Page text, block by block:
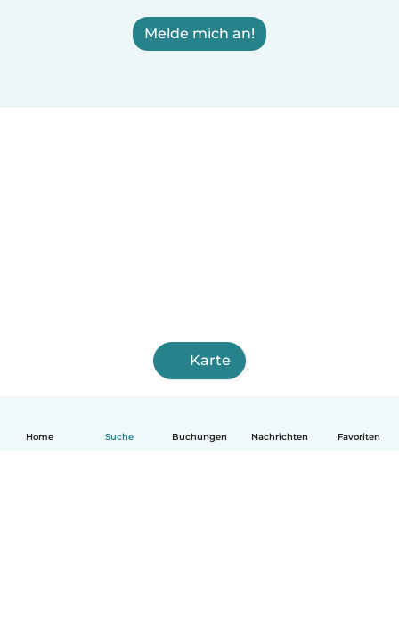
Home Suche Buchungen Nachrichten Favoriten
Melde mich an!
Karte